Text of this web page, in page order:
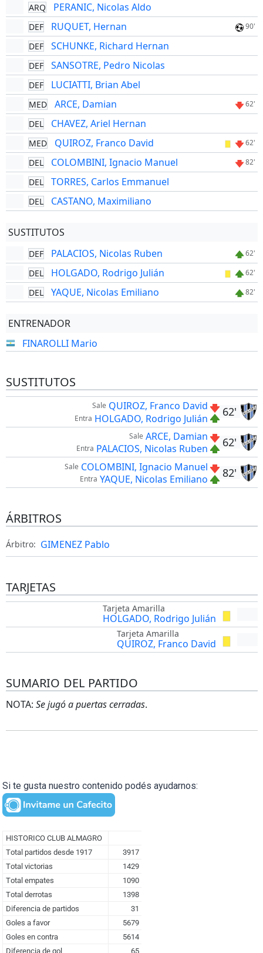
ARQ PERANIC, Nicolas Aldo
DEF RUQUET, Hernan 90'
DEF SCHUNKE, Richard Hernan
DEF SANSOTRE, Pedro Nicolas
DEF LUCIATTI, Brian Abel
MED ARCE, Damian 62'
DEL CHAVEZ, Ariel Hernan
MED QUIROZ, Franco David 62'
DEL COLOMBINI, Ignacio Manuel 82'
DEL TORRES, Carlos Emmanuel
DEL CASTANO, Maximiliano
SUSTITUTOS
DEF PALACIOS, Nicolas Ruben 62'
DEL HOLGADO, Rodrigo Julián 62'
DEL YAQUE, Nicolas Emiliano 82'
ENTRENADOR
FINAROLLI Mario
SUSTITUTOS
62'
Sale QUIROZ, Franco David
Entra HOLGADO, Rodrigo Julián
62'
Sale ARCE, Damian
Entra PALACIOS, Nicolas Ruben
82'
Sale COLOMBINI, Ignacio Manuel
Entra YAQUE, Nicolas Emiliano
ÁRBITROS
Árbitro: GIMENEZ Pablo
TARJETAS
Tarjeta Amarilla
HOLGADO, Rodrigo Julián
Tarjeta Amarilla
QUIROZ, Franco David
SUMARIO DEL PARTIDO
NOTA: Se jugó a puertas cerradas.
Si te gusta nuestro contenido podés ayudarnos: